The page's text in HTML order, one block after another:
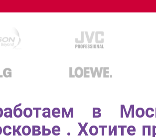
в
. Хотите